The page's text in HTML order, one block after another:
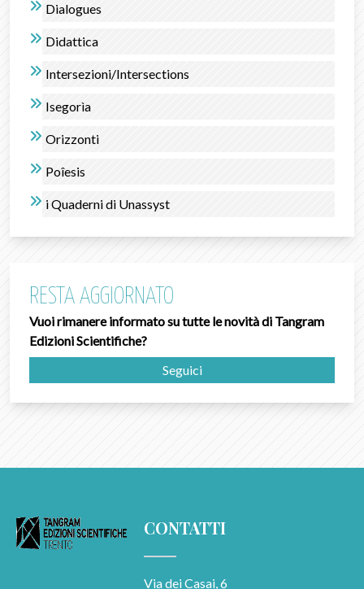
Dialogues
Didattica
Intersezioni/Intersections
Isegorìa
Orizzonti
Poîesis
i Quaderni di Unassyst
RESTA AGGIORNATO
Vuoi rimanere informato su tutte le novità di Tangram
Edizioni Scientifiche?
Seguici
CONTATTI
Via dei Casai, 6